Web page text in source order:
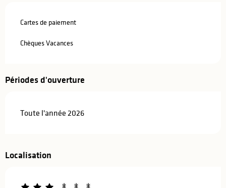
Cartes de paiement
Chèques Vacances
Périodes d'ouverture
Toute l'année 2026
Localisation